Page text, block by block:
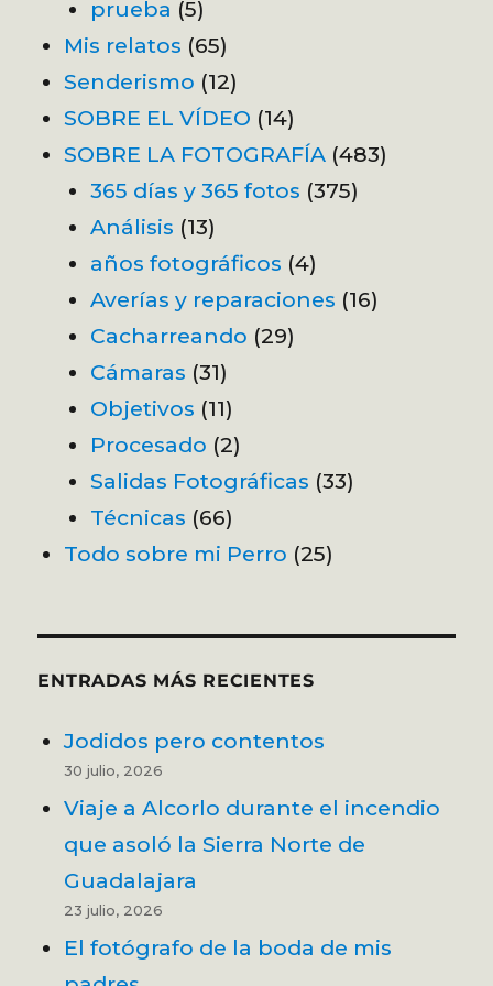
prueba (5)
Mis relatos (65)
Senderismo (12)
SOBRE EL VÍDEO (14)
SOBRE LA FOTOGRAFÍA (483)
365 días y 365 fotos (375)
Análisis (13)
años fotográficos (4)
Averías y reparaciones (16)
Cacharreando (29)
Cámaras (31)
Objetivos (11)
Procesado (2)
Salidas Fotográficas (33)
Técnicas (66)
Todo sobre mi Perro (25)
ENTRADAS MÁS RECIENTES
Jodidos pero contentos
30 julio, 2026
Viaje a Alcorlo durante el incendio
que asoló la Sierra Norte de
Guadalajara
23 julio, 2026
El fotógrafo de la boda de mis